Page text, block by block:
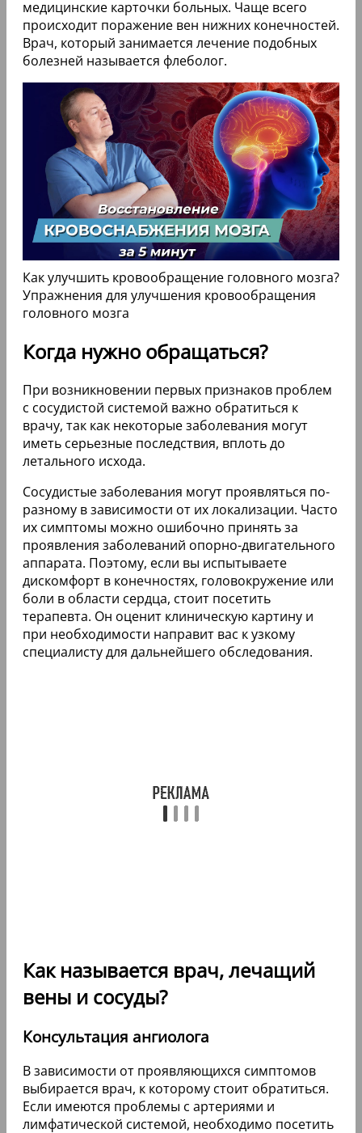
медицинские карточки больных. Чаще всего
происходит поражение вен нижних конечностей.
Врач, который занимается лечение подобных
болезней называется флеболог.
Как улучшить кровообращение головного мозга?
Упражнения для улучшения кровообращения
головного мозга
Когда нужно обращаться?
При возникновении первых признаков проблем
с сосудистой системой важно обратиться к
врачу, так как некоторые заболевания могут
иметь серьезные последствия, вплоть до
летального исхода.
Сосудистые заболевания могут проявляться по-
разному в зависимости от их локализации. Часто
их симптомы можно ошибочно принять за
проявления заболеваний опорно-двигательного
аппарата. Поэтому, если вы испытываете
дискомфорт в конечностях, головокружение или
боли в области сердца, стоит посетить
терапевта. Он оценит клиническую картину и
при необходимости направит вас к узкому
специалисту для дальнейшего обследования.
Как называется врач, лечащий
вены и сосуды?
Консультация ангиолога
В зависимости от проявляющихся симптомов
выбирается врач, к которому стоит обратиться.
Если имеются проблемы с артериями и
лимфатической системой, необходимо посетить